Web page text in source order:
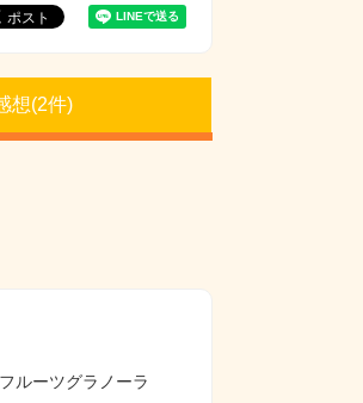
想(2件)
ルーツグラノーラ